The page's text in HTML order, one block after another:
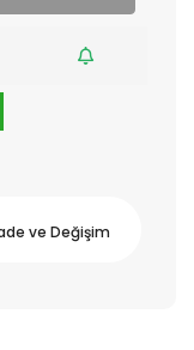
ve Değişim